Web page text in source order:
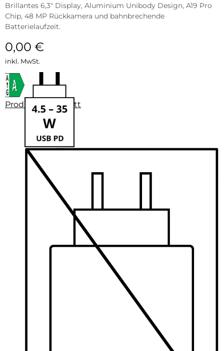
Brillantes 6,3″ Display, Aluminium Unibody Design, A19 Pro
Chip, 48 MP Rückkamera und bahnbrechende
Batterielaufzeit.
0,00 €
inkl. MwSt.
Produktdatenblatt